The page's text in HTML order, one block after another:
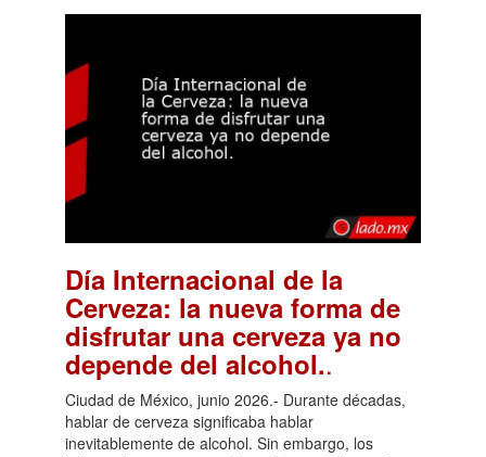
Día Internacional de la
Cerveza: la nueva forma de
disfrutar una cerveza ya no
depende del alcohol..
Ciudad de México, junio 2026.- Durante décadas,
hablar de cerveza significaba hablar
inevitablemente de alcohol. Sin embargo, los